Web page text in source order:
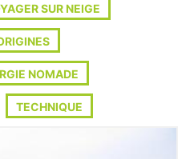
SUR NEIGE
NOMADE
TECHNIQUE